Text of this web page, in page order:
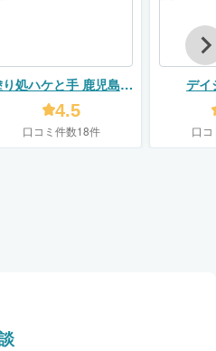
処ハケと手 鹿児島北
西店（山口塗装）
4.5
口コミ件数18件
デイ
口